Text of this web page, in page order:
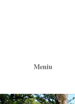
Meniu